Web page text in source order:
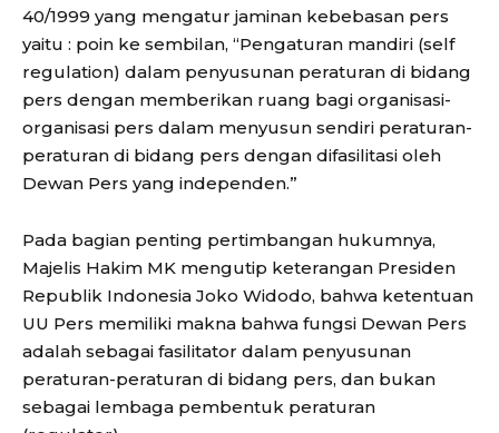
40/1999 yang mengatur jaminan kebebasan pers
yaitu : poin ke sembilan, “Pengaturan mandiri (self
regulation) dalam penyusunan peraturan di bidang
pers dengan memberikan ruang bagi organisasi-
organisasi pers dalam menyusun sendiri peraturan-
peraturan di bidang pers dengan difasilitasi oleh
Dewan Pers yang independen.”
Pada bagian penting pertimbangan hukumnya,
Majelis Hakim MK mengutip keterangan Presiden
Republik Indonesia Joko Widodo, bahwa ketentuan
UU Pers memiliki makna bahwa fungsi Dewan Pers
adalah sebagai fasilitator dalam penyusunan
peraturan-peraturan di bidang pers, dan bukan
sebagai lembaga pembentuk peraturan